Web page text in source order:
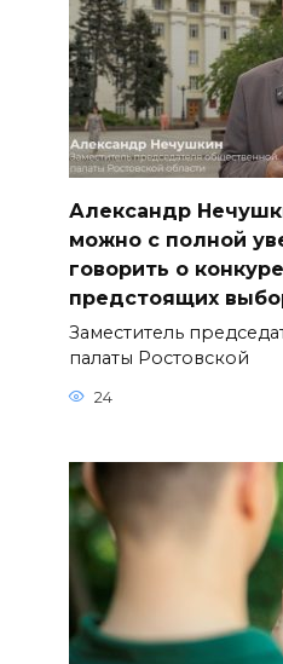
Александр
можно с полной
говорить о
предстоящих
Заместитель
палаты Ростовской
24